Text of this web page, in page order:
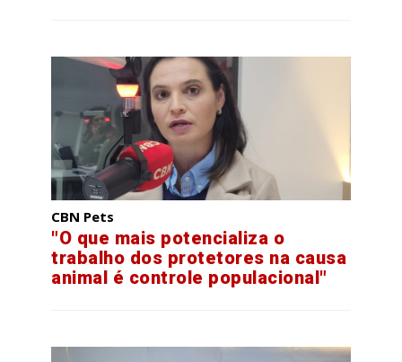
CBN Pets
"O que mais potencializa o
trabalho dos protetores na causa
animal é controle populacional"